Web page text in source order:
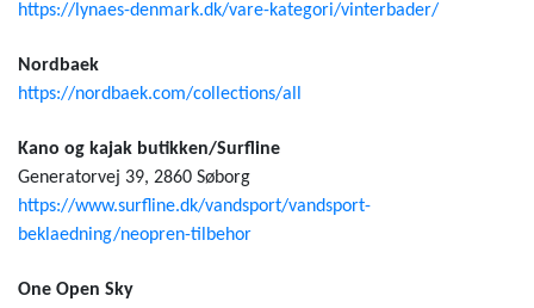
https://lynaes-denmark.dk/vare-kategori/vinterbader/
Nordbaek
https://nordbaek.com/collections/all
Kano og kajak butikken/Surfline
Generatorvej 39, 2860 Søborg
https://www.surfline.dk/vandsport/vandsport-
beklaedning/neopren-tilbehor
One Open Sky